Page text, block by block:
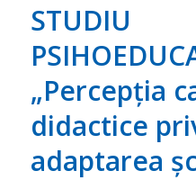
STUDIU
„Percepția
didactice
adaptarea